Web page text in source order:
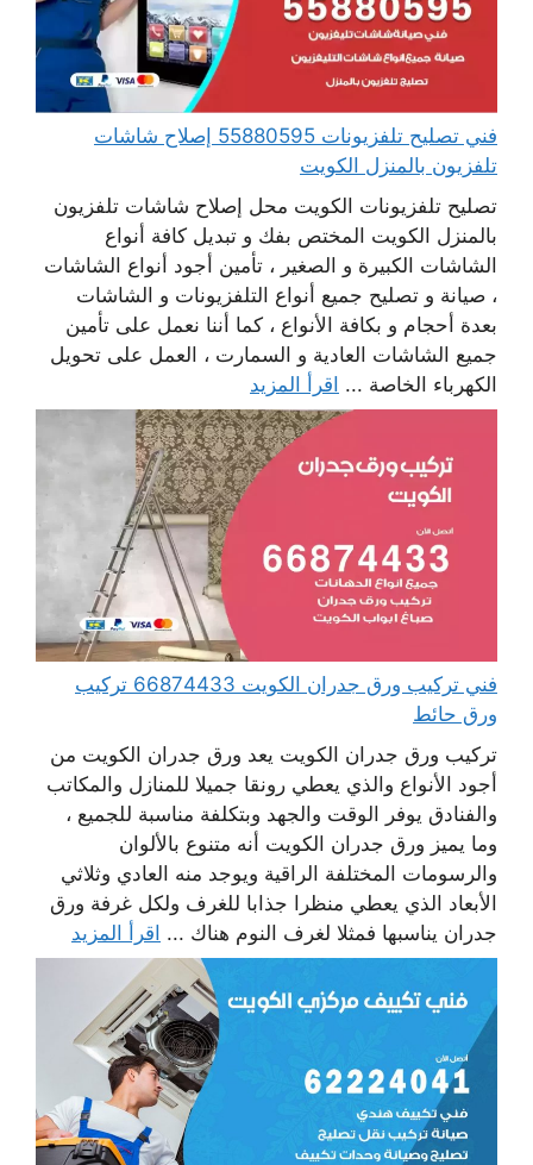
فني تصليح تلفزيونات 55880595 إصلاح شاشات
تلفزيون بالمنزل الكويت
تصليح تلفزيونات الكويت محل إصلاح شاشات تلفزيون
بالمنزل الكويت المختص بفك و تبديل كافة أنواع
الشاشات الكبيرة و الصغير ، تأمين أجود أنواع الشاشات
، صيانة و تصليح جميع أنواع التلفزيونات و الشاشات
بعدة أحجام و بكافة الأنواع ، كما أننا نعمل على تأمين
جميع الشاشات العادية و السمارت ، العمل على تحويل
الكهرباء الخاصة ... اقرأ المزيد
فني تركيب ورق جدران الكويت 66874433 تركيب
ورق حائط
تركيب ورق جدران الكويت يعد ورق جدران الكويت من
أجود الأنواع والذي يعطي رونقا جميلا للمنازل والمكاتب
والفنادق يوفر الوقت والجهد وبتكلفة مناسبة للجميع ،
وما يميز ورق جدران الكويت أنه متنوع بالألوان
والرسومات المختلفة الراقية ويوجد منه العادي وثلاثي
الأبعاد الذي يعطي منظرا جذابا للغرف ولكل غرفة ورق
جدران يناسبها فمثلا لغرف النوم هناك ... اقرأ المزيد